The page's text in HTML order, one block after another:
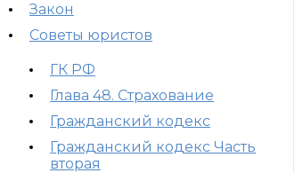
Закон
Советы юристов
ГК РФ
Глава 48. Страхование
Гражданский кодекс
Гражданский кодекс Часть
вторая